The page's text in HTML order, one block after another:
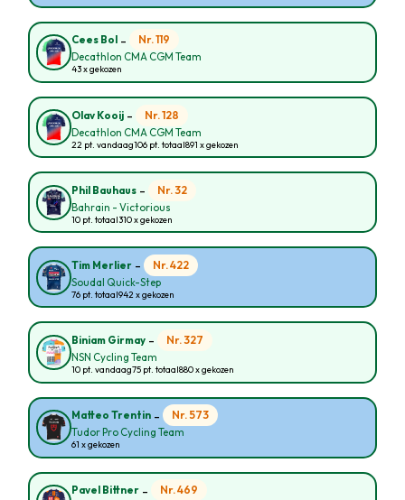
Cees Bol - Nr. 119
Decathlon CMA CGM Team
43 x gekozen
Olav Kooij - Nr. 128
Decathlon CMA CGM Team
22 pt. vandaag106 pt. totaal891 x gekozen
Phil Bauhaus - Nr. 32
Bahrain - Victorious
10 pt. totaal310 x gekozen
Tim Merlier - Nr. 422
Soudal Quick-Step
76 pt. totaal942 x gekozen
Biniam Girmay - Nr. 327
NSN Cycling Team
10 pt. vandaag75 pt. totaal880 x gekozen
Matteo Trentin - Nr. 573
Tudor Pro Cycling Team
61 x gekozen
Pavel Bittner - Nr. 469